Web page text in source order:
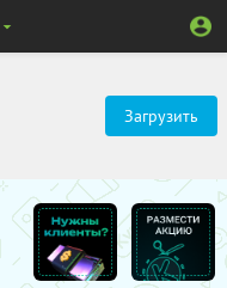
Загрузить